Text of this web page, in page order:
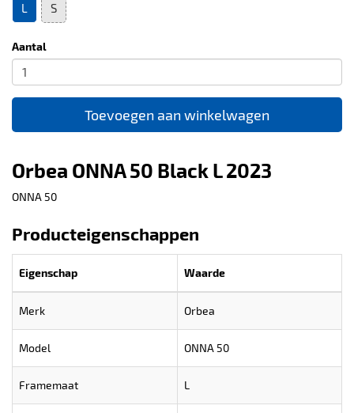
L S
Aantal
Toevoegen aan winkelwagen
Orbea ONNA 50 Black L 2023
ONNA 50
Producteigenschappen
Eigenschap Waarde
Merk Orbea
Model ONNA 50
Framemaat L